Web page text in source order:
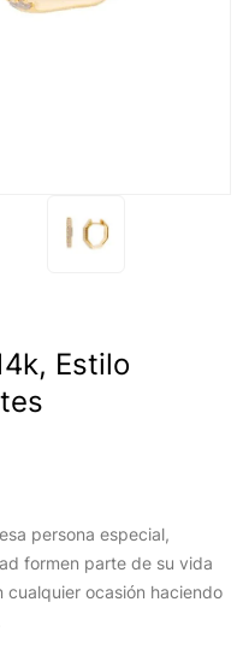
Estilo
persona especial,
formen parte de su vida
cualquier ocasión haciendo